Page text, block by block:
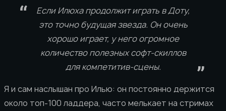
Если Илюха продолжит играть в Доту,
это точно будущая звезда. Он очень
хорошо играет, у него огромное
количество полезных софт-скиллов
для компетитив-сцены.
Я и сам наслышан про Илью: он постоянно держится
около топ-100 ладдера, часто мелькает на стримах